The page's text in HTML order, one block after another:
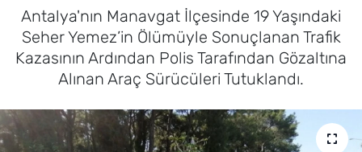
Antalya'nın Manavgat İlçesinde 19 Yaşındaki
Seher Yemez’in Ölümüyle Sonuçlanan Trafik
Kazasının Ardından Polis Tarafından Gözaltına
Alınan Araç Sürücüleri Tutuklandı.